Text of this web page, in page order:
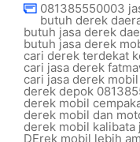
081385550003
butuh derek
butuh jasa derek
butuh jasa derek
cari derek terdekat
cari jasa derek
cari jasa derek
derek depok
derek mobil
derek mobil dan
derek mobil kalibata
DErek mobil lebih